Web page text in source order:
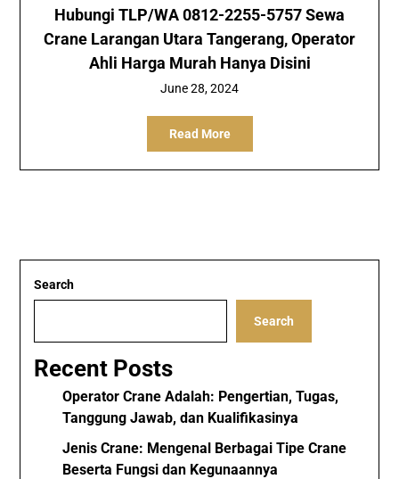
Hubungi TLP/WA 0812-2255-5757 Sewa
Crane Larangan Utara Tangerang, Operator
Ahli Harga Murah Hanya Disini
June 28, 2024
Read More
Search
Search
Recent Posts
Operator Crane Adalah: Pengertian, Tugas,
Tanggung Jawab, dan Kualifikasinya
Jenis Crane: Mengenal Berbagai Tipe Crane
Beserta Fungsi dan Kegunaannya